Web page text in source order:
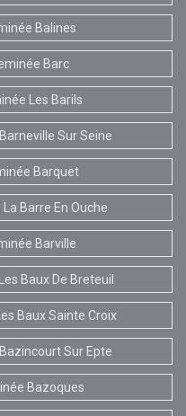
Balines
Barc
Les Barils
Sur Seine
Barquet
Barre En Ouche
Barville
Baux De Breteuil
Baux Sainte Croix
Sur Epte
Bazoques